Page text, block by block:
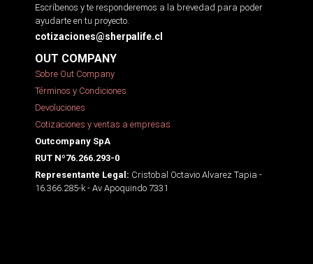
Escríbenos y te responderemos a la brevedad para poder
ayudarte en tu proyecto.
cotizaciones@sherpalife.cl
OUT COMPANY
Sobre Out Company
Términos y Condiciones
Devoluciones
Cotizaciones y ventas a empresas
Outcompany SpA
RUT Nº76.266.293-0
Representante Legal: Cristobal Octavio Alvarez Tapia -
16.366.285-k - Av Apoquindo 7331